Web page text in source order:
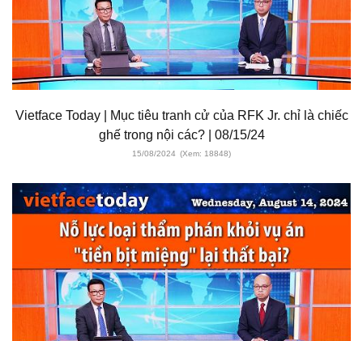
Vietface Today | Mục tiêu tranh cử của RFK Jr. chỉ là chiếc
ghế trong nội các? | 08/15/24
15/08/2024 (Xem: 18848)